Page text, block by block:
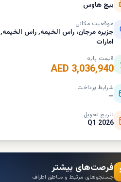
بیچ هاوس
موقعیت مکانی
جزیره مرجان، راس الخیمه, راس الخیمه,
امارات
قیمت پایه
AED 3,036,940
شرایط پرداخت
—
تاریخ تحویل
Q1 2026
فرصت‌های بیشتر
جستجوهای مرتبط و مناطق اطراف